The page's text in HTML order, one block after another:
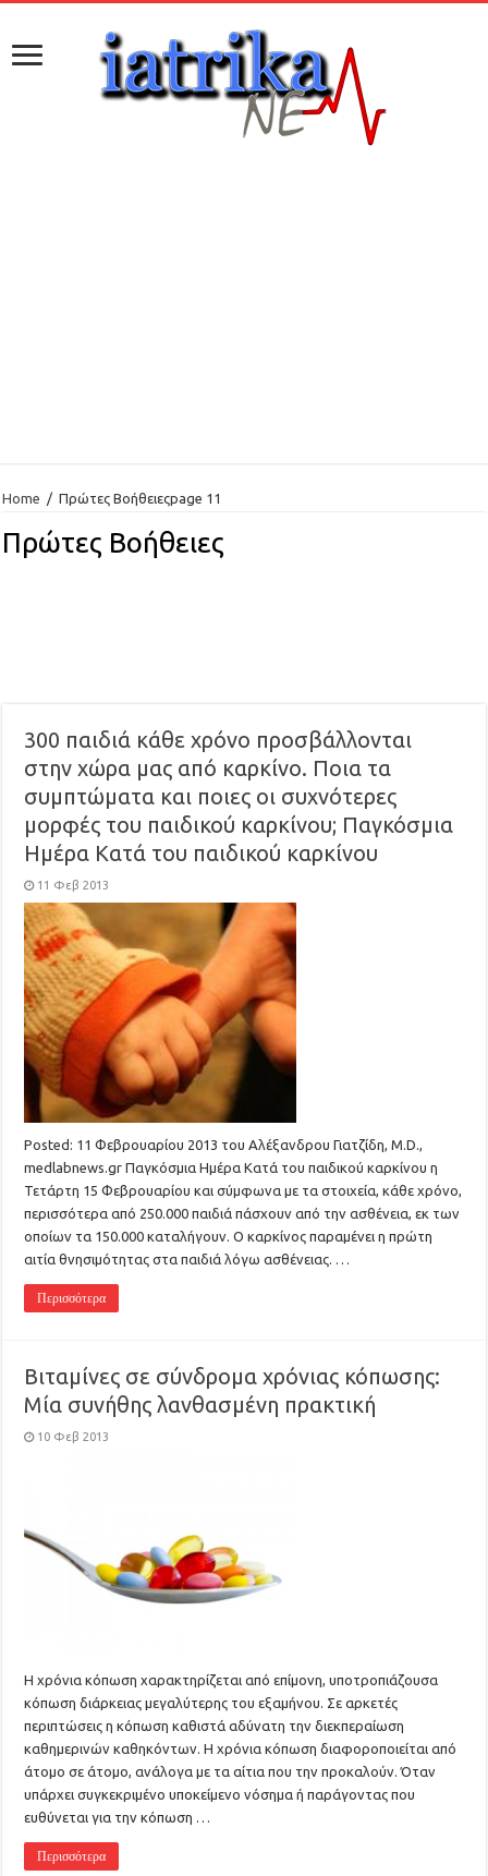
Home / Πρώτες Βοήθειεςpage 11
Πρώτες Βοήθειες
300 παιδιά κάθε χρόνο προσβάλλονται
στην χώρα μας από καρκίνο. Ποια τα
συμπτώματα και ποιες οι συχνότερες
μορφές του παιδικού καρκίνου; Παγκόσμια
Ημέρα Κατά του παιδικού καρκίνου
11 Φεβ 2013
Posted: 11 Φεβρουαρίου 2013 του Αλέξανδρου Γιατζίδη, M.D.,
medlabnews.gr Παγκόσμια Ημέρα Κατά του παιδικού καρκίνου η
Τετάρτη 15 Φεβρουαρίου και σύμφωνα με τα στοιχεία, κάθε χρόνο,
περισσότερα από 250.000 παιδιά πάσχουν από την ασθένεια, εκ των
οποίων τα 150.000 καταλήγουν. Ο καρκίνος παραμένει η πρώτη
αιτία θνησιμότητας στα παιδιά λόγω ασθένειας. …
Περισσότερα
Βιταμίνες σε σύνδρομα χρόνιας κόπωσης:
Μία συνήθης λανθασμένη πρακτική
10 Φεβ 2013
Η χρόνια κόπωση χαρακτηρίζεται από επίμονη, υποτροπιάζουσα
κόπωση διάρκειας μεγαλύτερης του εξαμήνου. Σε αρκετές
περιπτώσεις η κόπωση καθιστά αδύνατη την διεκπεραίωση
καθημερινών καθηκόντων. Η χρόνια κόπωση διαφοροποιείται από
άτομο σε άτομο, ανάλογα με τα αίτια που την προκαλούν. Όταν
υπάρχει συγκεκριμένο υποκείμενο νόσημα ή παράγοντας που
ευθύνεται για την κόπωση …
Περισσότερα